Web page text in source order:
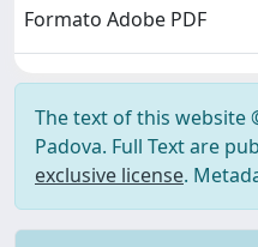
Formato Adobe PDF
The text of this website
Padova. Full Text are
exclusive license.